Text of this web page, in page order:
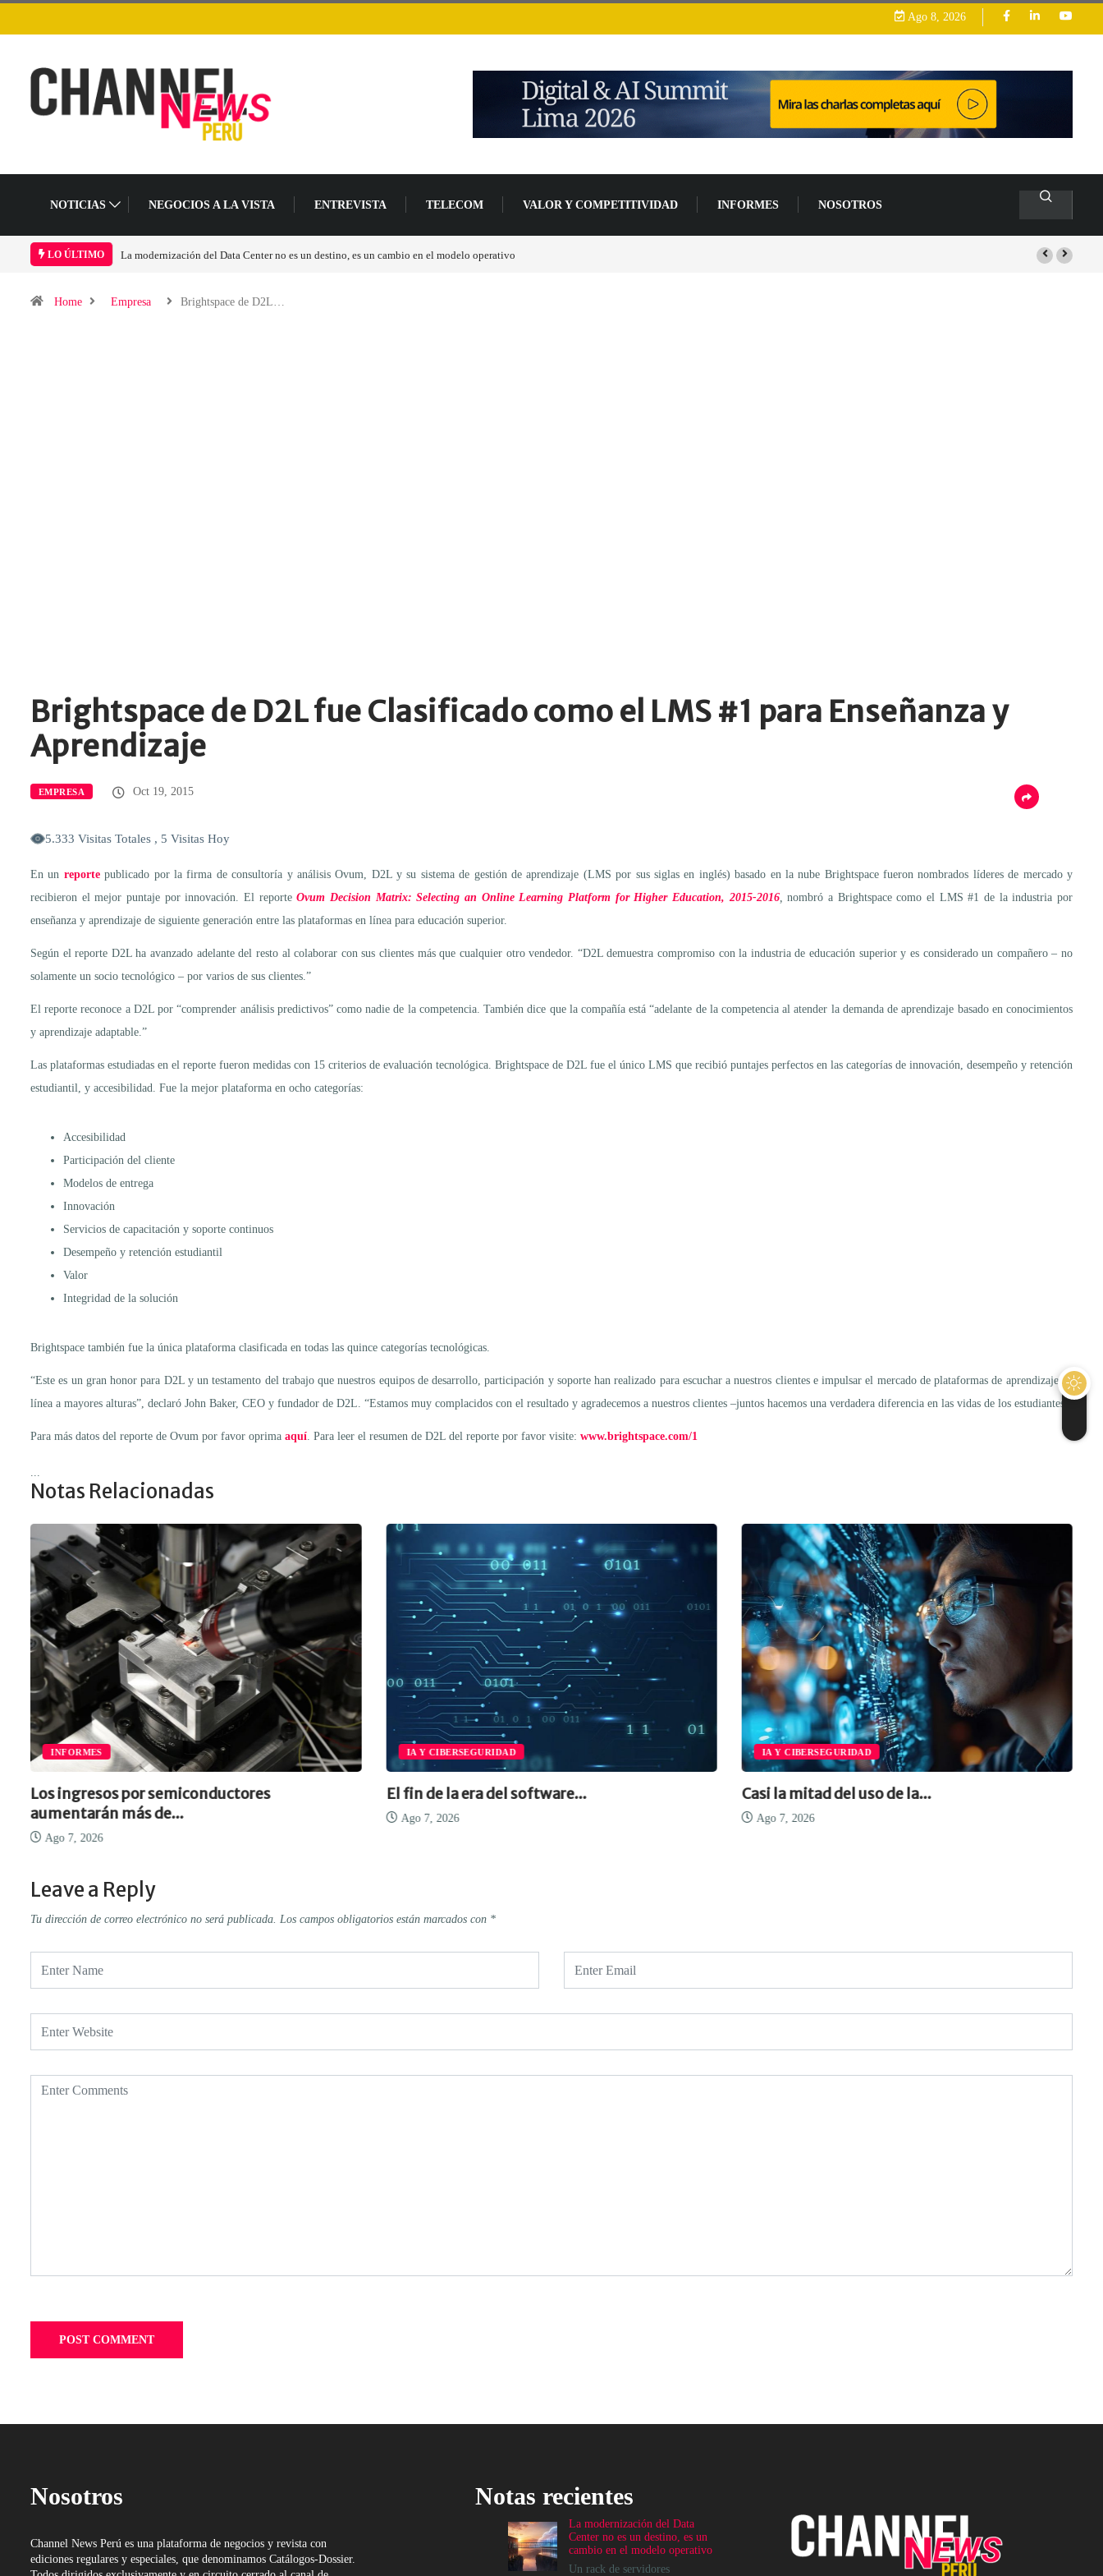
Ago 8, 2026
NOTICIAS NEGOCIOS A LA VISTA ENTREVISTA TELECOM VALOR Y COMPETITIVIDAD INFORMES NOSOTROS
LO ÚLTIMO
en el modelo operativoLos ingresos por semiconductores aumentarán más de un 94 % en 2026
Home Empresa Brightspace de D2L…
Brightspace de D2L fue Clasificado como el LMS #1 para Enseñanza y
Aprendizaje
EMPRESA Oct 19, 2015
5.333 Visitas Totales , 5 Visitas Hoy
En un reportepublicado por la firma de consultoría y análisis Ovum, D2L y su sistema de gestión de aprendizaje (LMS por sus siglas en inglés) basado en la nube Brightspace fueron nombrados líderes de mercado y
recibieron el mejor puntaje por innovación. El reporteOvum Decision Matrix: Selecting an Online Learning Platform for Higher Education, 2015-2016,nombró a Brightspace como el LMS #1 de la industria por
enseñanza y aprendizaje de siguiente generación entre las plataformas en línea para educación superior.
Según el reporte D2L ha avanzado adelante del resto al colaborar con sus clientes más que cualquier otro vendedor. “D2L demuestra compromiso con la industria de educación superior y es considerado un compañero – no
solamente un socio tecnológico – por varios de sus clientes.”
El reporte reconoce a D2L por “comprender análisis predictivos” como nadie de la competencia. También dice que la compañía está “adelante de la competencia al atender la demanda de aprendizaje basado en conocimientos
y aprendizaje adaptable.”
Las plataformas estudiadas en el reporte fueron medidas con 15 criterios de evaluación tecnológica. Brightspace de D2L fue el único LMS que recibió puntajes perfectos en las categorías de innovación, desempeño y retención
estudiantil, y accesibilidad. Fue la mejor plataforma en ocho categorías:
Accesibilidad
Participación del cliente
Modelos de entrega
Innovación
Servicios de capacitación y soporte continuos
Desempeño y retención estudiantil
Valor
Integridad de la solución
Brightspace también fue la única plataforma clasificada en todas las quince categorías tecnológicas.
“Este es un gran honor para D2L y un testamento del trabajo que nuestros equipos de desarrollo, participación y soporte han realizado para escuchar a nuestros clientes e impulsar el mercado de plataformas de aprendizaje en
línea a mayores alturas”, declaró John Baker, CEO y fundador de D2L. “Estamos muy complacidos con el resultado y agradecemos a nuestros clientes –juntos hacemos una verdadera diferencia en las vidas de los estudiantes.”
Para más datos del reporte de Ovum por favor oprima aquí . Para leer el resumen de D2L del reporte por favor visite: www.brightspace.com/1
Notas Relacionadas
INFORMES
Los ingresos por semiconductores
aumentarán más de...
Ago 7, 2026
IA Y CIBERSEGURIDAD
El fin de la era del software...
Ago 7, 2026
IA Y CIBERSEGURIDAD
Casi la mitad del uso de la...
Ago 7, 2026
Leave a Reply
Tu dirección de correo electrónico no será publicada. Los campos obligatorios están marcados con *
Nosotros
Channel News Perú es una plataforma de negocios y revista con
ediciones regulares y especiales, que denominamos Catálogos-Dossier.
Notas recientes
La modernización del Data
Center no es un destino, es un
cambio en el modelo operativo
Un rack de servidores